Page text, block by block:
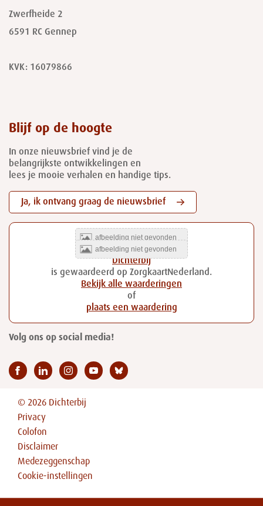
Zwerfheide 2
6591 RC Gennep
KVK: 16079866
Blijf op de hoogte
In onze nieuwsbrief vind je de
belangrijkste ontwikkelingen en
lees je mooie verhalen en handige tips.
Ja, ik ontvang graag de nieuwsbrief
Dichterbij
is gewaardeerd op ZorgkaartNederland.
Bekijk alle waarderingen
of
plaats een waardering
Volg ons op social media!
© 2026 Dichterbij
Privacy
Colofon
Disclaimer
Medezeggenschap
Cookie-instellingen